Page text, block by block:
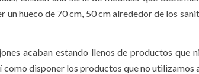
hueco de 70 cm, 50 cm alrededor de los
acaban estando llenos de productos que
disponer los productos que no utilizamos